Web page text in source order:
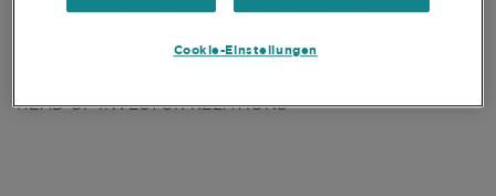
HEAD OF INVESTOR RELATIONS
Cookie-Einstellungen